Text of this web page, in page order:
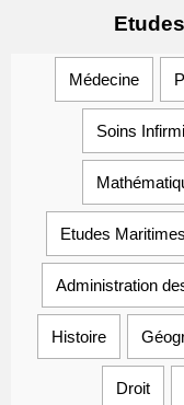
Médecine
Soins
Etudes Maritimes
Administration
Histoire
Droit